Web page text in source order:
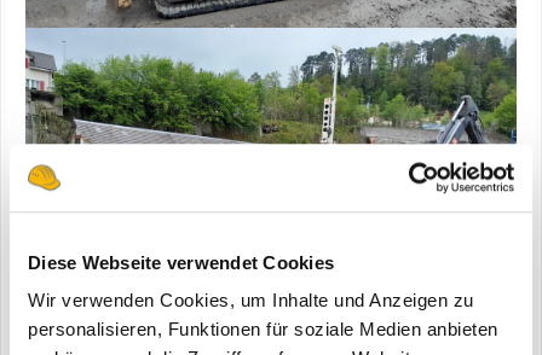
Diese Webseite verwendet Cookies
Wir verwenden Cookies, um Inhalte und Anzeigen zu
personalisieren, Funktionen für soziale Medien anbieten